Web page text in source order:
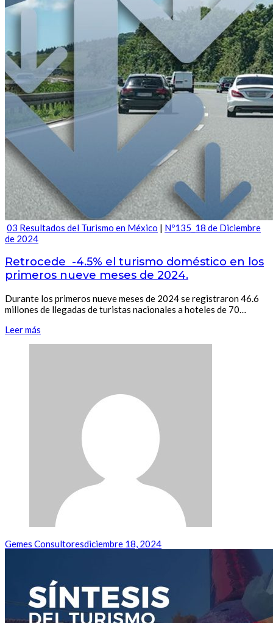
03 Resultados del Turismo en México | Nº135_18 de Diciembre
de 2024
Retrocede -4.5% el turismo doméstico en los
primeros nueve meses de 2024.
Durante los primeros nueve meses de 2024 se registraron 46.6
millones de llegadas de turistas nacionales a hoteles de 70…
Leer más
Gemes Consultoresdiciembre 18, 2024